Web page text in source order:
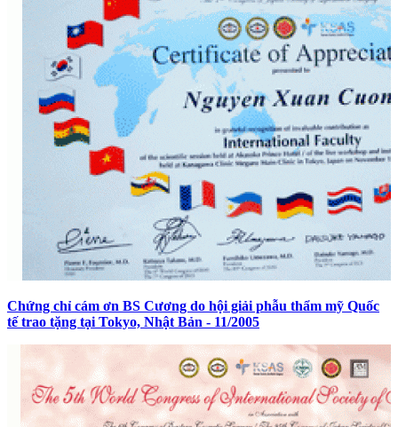
Chứng chỉ cám ơn BS Cương do hội giải phẫu thẩm mỹ Quốc
tế trao tặng tại Tokyo, Nhật Bản - 11/2005